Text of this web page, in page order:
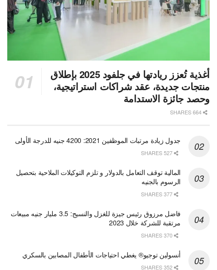
أغذية تُعزز ريادتها في جلفود 2025 بإطلاق
منتجات جديدة، عقد شراكات استراتيجية،
وحصد جائزة الاستدامة
جدول زيادة مرتبات الموظفين 2021: 4200 جنيه للدرجة الأولى
المالية توقف التعامل بالدولار و تلزم التوكيلات الملاحية بتحصيل
الرسوم بالجنيه
فاضل مرزوق رئيس جيزة للغزل والنسيج: 3.5 مليار جنيه مبيعات
مرتقبة للشركة خلال 2023
أنسولين توجيو® يغطي احتياجات الأطفال المصابين بالسكري